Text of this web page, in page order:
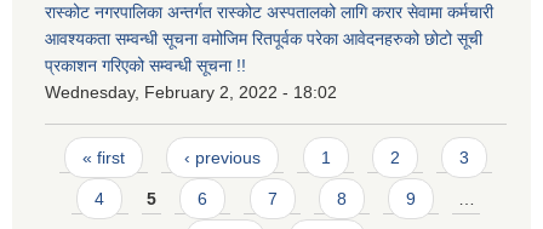
रास्कोट नगरपालिका अन्तर्गत रास्कोट अस्पतालको लागि करार सेवामा कर्मचारी
आवश्यकता सम्वन्धी सूचना वमोजिम रितपूर्वक परेका आवेदनहरुको छोटो सूची
प्रकाशन गरिएको सम्वन्धी सूचना !!
Wednesday, February 2, 2022 - 18:02
Pages
« first ‹ previous 1 2 3
4 5 6 7 8 9 …